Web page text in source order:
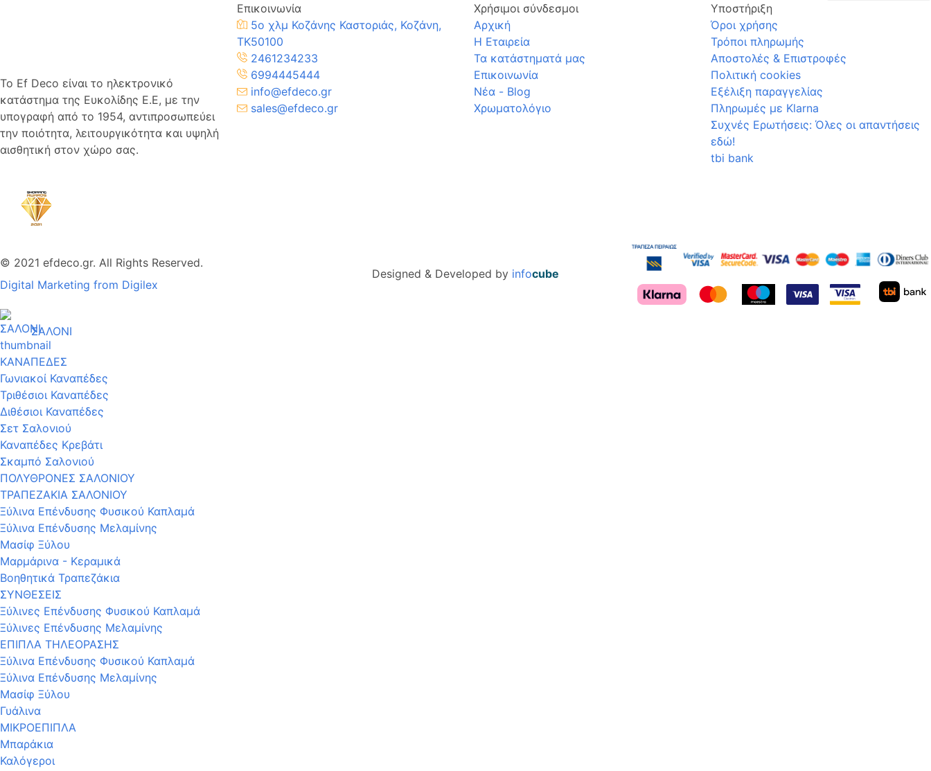
Το Ef Deco είναι το ηλεκτρονικό
κατάστημα της Ευκολίδης Ε.Ε, με την
υπογραφή από το 1954, αντιπροσωπεύει
την ποιότητα, λειτουργικότητα και υψηλή
αισθητική στον χώρο σας.
Επικοινωνία
5ο χλμ Κοζάνης Καστοριάς, Κοζάνη,
TK50100
2461234233
6994445444
info@efdeco.gr
sales@efdeco.gr
Χρήσιμοι σύνδεσμοι
Αρχική
Η Εταιρεία
Τα κατάστηματά μας
Επικοινωνία
Νέα - Blog
Χρωματολόγιο
Υποστήριξη
Όροι χρήσης
Τρόποι πληρωμής
Αποστολές & Επιστροφές
Πολιτική cookies
Εξέλιξη παραγγελίας
Πληρωμές με Klarna
Συχνές Ερωτήσεις: Όλες οι απαντήσεις
εδώ!
tbi bank
© 2021 efdeco.gr. All Rights Reserved.
Digital Marketing from Digilex
Designed & Developed by infocube
ΣΑΛΟΝΙ
ΚΑΝΑΠΕΔΕΣ
Γωνιακοί Καναπέδες
Τριθέσιοι Καναπέδες
Διθέσιοι Καναπέδες
Σετ Σαλονιού
Καναπέδες Κρεβάτι
Σκαμπό Σαλονιού
ΠΟΛΥΘΡΟΝΕΣ ΣΑΛΟΝΙΟΥ
ΤΡΑΠΕΖΑΚΙΑ ΣΑΛΟΝΙΟΥ
Ξύλινα Επένδυσης Φυσικού Καπλαμά
Ξύλινα Επένδυσης Μελαμίνης
Μασίφ Ξύλου
Μαρμάρινα - Κεραμικά
Βοηθητικά Τραπεζάκια
ΣΥΝΘΕΣΕΙΣ
Ξύλινες Επένδυσης Φυσικού Καπλαμά
Ξύλινες Επένδυσης Μελαμίνης
ΕΠΙΠΛΑ ΤΗΛΕΟΡΑΣΗΣ
Ξύλινα Επένδυσης Φυσικού Καπλαμά
Ξύλινα Επένδυσης Μελαμίνης
Μασίφ Ξύλου
Γυάλινα
ΜΙΚΡΟΕΠΙΠΛΑ
Μπαράκια
Καλόγεροι